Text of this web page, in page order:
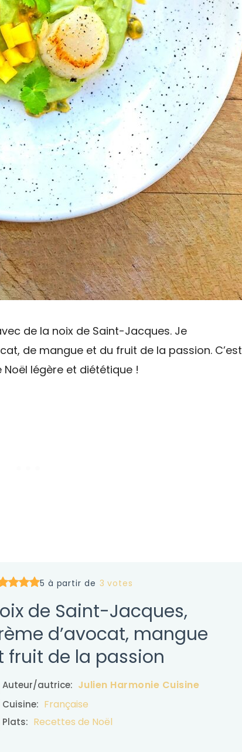
de la noix de Saint-Jacques. Je
de mangue et du fruit de la passion. C’est
légère et diététique !
5 à partir de 3 votes
de Saint-Jacques,
d’avocat, mangue
fruit de la passion
Auteur/autrice: Julien Harmonie Cuisine
Cuisine: Française
Plats: Recettes de Noël